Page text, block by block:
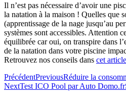
Il n’est pas nécessaire d’avoir une
la natation à la maison ! Quelles que
(apprentissage de la nage jusqu’au
systèmes sont accessibles. Attention
équilibrée car oui, on transpire dans
de la natation dans votre piscine
Retrouvez nos conseils dans cet article
PrécédentPreviousRéduire la
NextTest ICO Pool par Auto Domo.fr